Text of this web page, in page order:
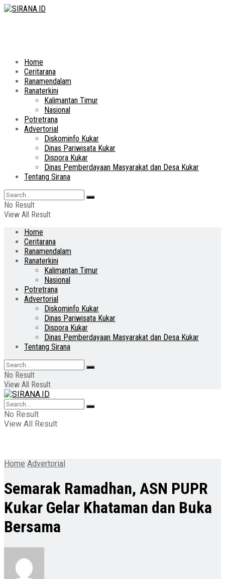
Home
Ceritarana
Ranamendalam
Ranaterkini
Kalimantan Timur
Nasional
Potretrana
Advertorial
Diskominfo Kukar
Dinas Pariwisata Kukar
Dispora Kukar
Dinas Pemberdayaan Masyarakat dan Desa Kukar
Tentang Sirana
No Result
View All Result
Home
Ceritarana
Ranamendalam
Ranaterkini
Kalimantan Timur
Nasional
Potretrana
Advertorial
Diskominfo Kukar
Dinas Pariwisata Kukar
Dispora Kukar
Dinas Pemberdayaan Masyarakat dan Desa Kukar
Tentang Sirana
No Result
View All Result
No Result
View All Result
Home Advertorial
Semarak Ramadhan, ASN PUPR
Kukar Gelar Khataman dan Buka
Bersama